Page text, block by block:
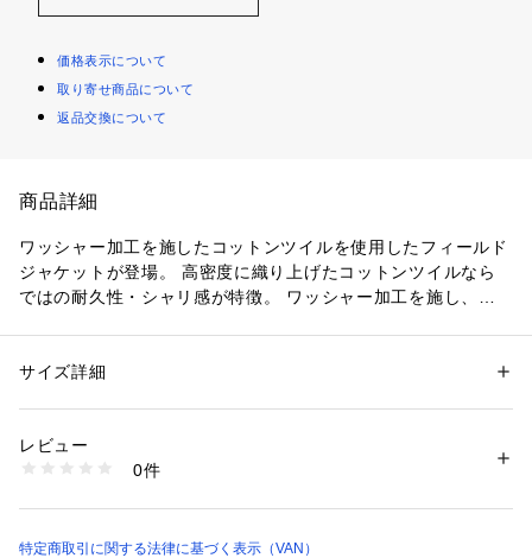
価格表示について
取り寄せ商品について
返品交換について
商品詳細
ワッシャー加工を施したコットンツイルを使用したフィールド
ジャケットが登場。 高密度に織り上げたコットンツイルなら
ではの耐久性・シャリ感が特徴。 ワッシャー加工を施し、こ
からの季節の軽やかなスタイリングにも合わせて頂きやすいア
性別：メンズ
素材：表地：綿100%
1095200000067
サイズ詳細
レビュー
0件
特定商取引に関する法律に基づく表示（VAN）